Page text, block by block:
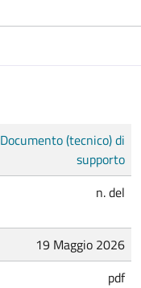
Documento (tecnico) di
supporto
n. del
19 Maggio 2026
pdf